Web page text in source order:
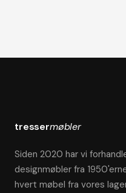
tressermøbler
Siden 2020 har vi
designmøbler fra
hvert møbel fra vores